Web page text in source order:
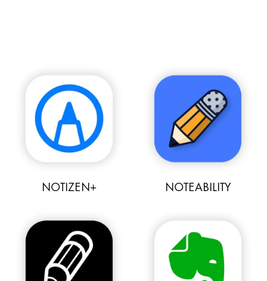
NOTIZEN+ NOTEABILITY